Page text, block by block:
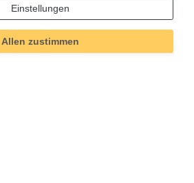
Einstellungen
Allen zustimmen